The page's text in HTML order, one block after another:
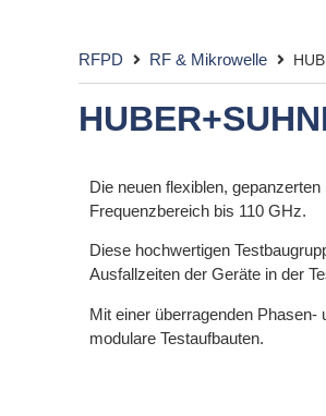
RFPD RF & Mikrowelle
Die neuen flexiblen,
Frequenzbereich bis 110 GHz.
Diese hochwertigen
Ausfallzeiten der Geräte in der
Mit einer überragenden
modulare Testaufbauten.